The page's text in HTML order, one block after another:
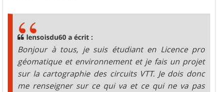
lensoisdu60 a écrit :
Bonjour à tous, je suis étudiant en Licence pro
géomatique et environnement et je fais un projet
sur la cartographie des circuits VTT. Je dois donc
me renseigner sur ce qui va et ce qui ne va pas